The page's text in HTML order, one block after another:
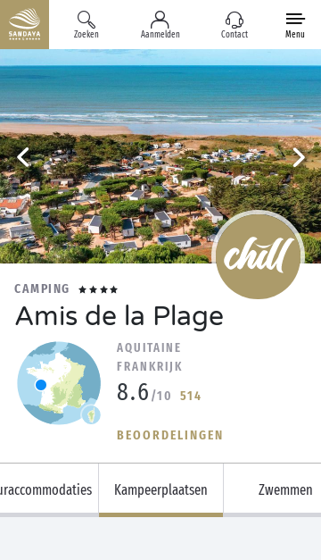
Zoeken Aanmelden Contact Menu
CAMPING
Amis de la Plage
AQUITAINE
FRANKRIJK
8.6 /10 514
BEOORDELINGEN
Kampeerplaatsen Zwemmen